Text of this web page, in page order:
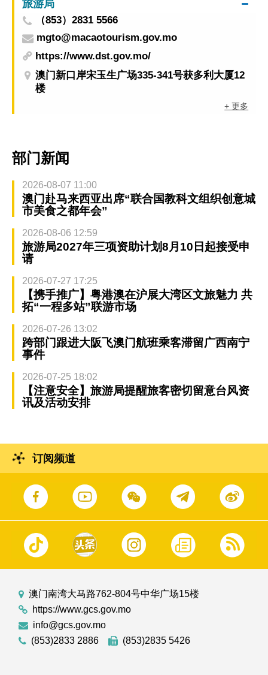
旅游局
（853）2831 5566
mgto@macaotourism.gov.mo
https://www.dst.gov.mo/
澳门新口岸宋玉生广场335-341号获多利大厦12
楼
+ 更多
部门新闻
2026-08-07 11:00
澳门赴马来西亚出席“联合国教科文组织创意城
市美食之都年会”
2026-08-06 12:59
旅游局2027年三项资助计划8月10日起接受申
请
2026-07-27 17:25
【携手推广】粤港澳在沪展大湾区文旅魅力 共
拓“一程多站”联游市场
2026-07-26 13:02
跨部门跟进大阪飞澳门航班乘客滞留广西南宁
事件
2026-07-25 18:02
【注意安全】旅游局提醒旅客密切留意台风资
讯及活动安排
订阅频道
澳门南湾大马路762-804号中华广场15楼
https://www.gcs.gov.mo
info@gcs.gov.mo
(853)2833 2886
(853)2835 5426